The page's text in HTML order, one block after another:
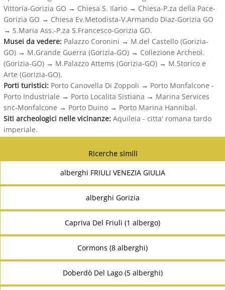
Vittoria-Gorizia GO → Chiesa S. Ilario → Chiesa-P.za della Pace-
Gorizia GO → Chiesa Ev.Metodista-V.Armando Diaz-Gorizia GO
→ S.Maria Ass.-P.za S.Francesco-Gorizia GO.
Musei da vedere: Palazzo Coronini → M.del Castello (Gorizia-
GO) → M.Grande Guerra (Gorizia-GO) → Collezione Archeol.
(Gorizia-GO) → M.Palazzo Attems (Gorizia-GO) → M.Storico e
Arte (Gorizia-GO).
Porti turistici: Porto Canovella Di Zoppoli → Porto Monfalcone -
Porto Industriale → Porto Localita Sistiana → Marina Services
snc-Monfalcone → Porto Duino → Porto Marina Hannibal.
Siti archeologici nelle vicinanze: Aquileia - citta' romana tardo
imperiale.
Ricerche simili
alberghi FRIULI VENEZIA GIULIA
alberghi Gorizia
Capriva Del Friuli (1 albergo)
Cormons (8 alberghi)
Doberdò Del Lago (5 alberghi)